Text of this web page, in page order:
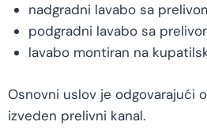
nadgradni lavabo sa
podgradni lavabo sa
lavabo montiran na
Osnovni uslov je odgovarajući
izveden prelivni kanal.